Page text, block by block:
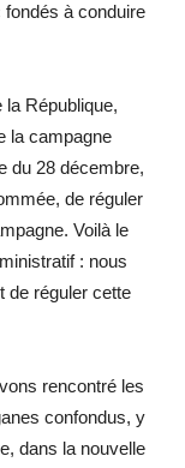
à conduire
la République,
la campagne
du 28 décembre,
de réguler
Voilà le
: nous
de réguler cette
rencontré les
confondus, y
dans la nouvelle